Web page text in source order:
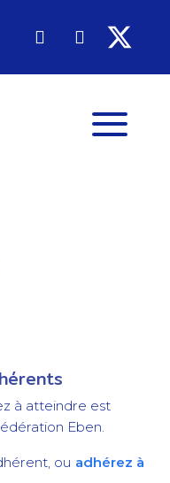
à atteindre est
Eben.
ou adhérez à